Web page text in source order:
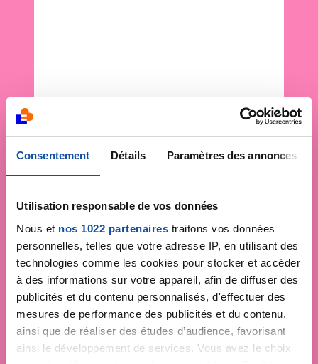
Consentement Détails Paramètres des annonces
Utilisation responsable de vos données
Nous et nos 1022 partenaires traitons vos données
personnelles, telles que votre adresse IP, en utilisant des
technologies comme les cookies pour stocker et accéder
à des informations sur votre appareil, afin de diffuser des
publicités et du contenu personnalisés, d'effectuer des
mesures de performance des publicités et du contenu,
ainsi que de réaliser des études d’audience, favorisant
ainsi le développement de services. Vous avez le choix